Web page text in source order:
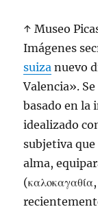
↑ Museo
Imágenes
suiza nuevo
Valencia».
basado en la
idealizado
subjetiva
alma,